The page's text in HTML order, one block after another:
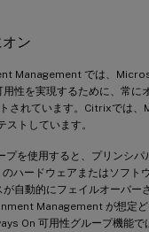
ン
Management では、
性を実現するために、常に
されています。Citrixでは
トしています。
プを使用すると、プリンシパ
ハードウェアまたはソフト
自動的にフェイルオーバー
Management が想定ど
On 可用性グループ機能